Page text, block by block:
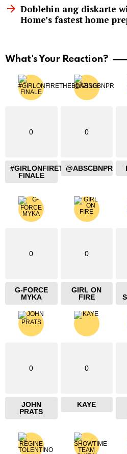
Doblehin ang diskarte
Home’s fastest home
What's Your Reaction?
0
#GIRLONFIRETHEBLAZING
FINALE
0
@ABSCBNPR
0
G-FORCE
MYKA
0
GIRL ON
FIRE
0
JOHN
PRATS
0
KAYE